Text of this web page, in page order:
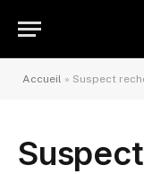
Accueil » Suspect